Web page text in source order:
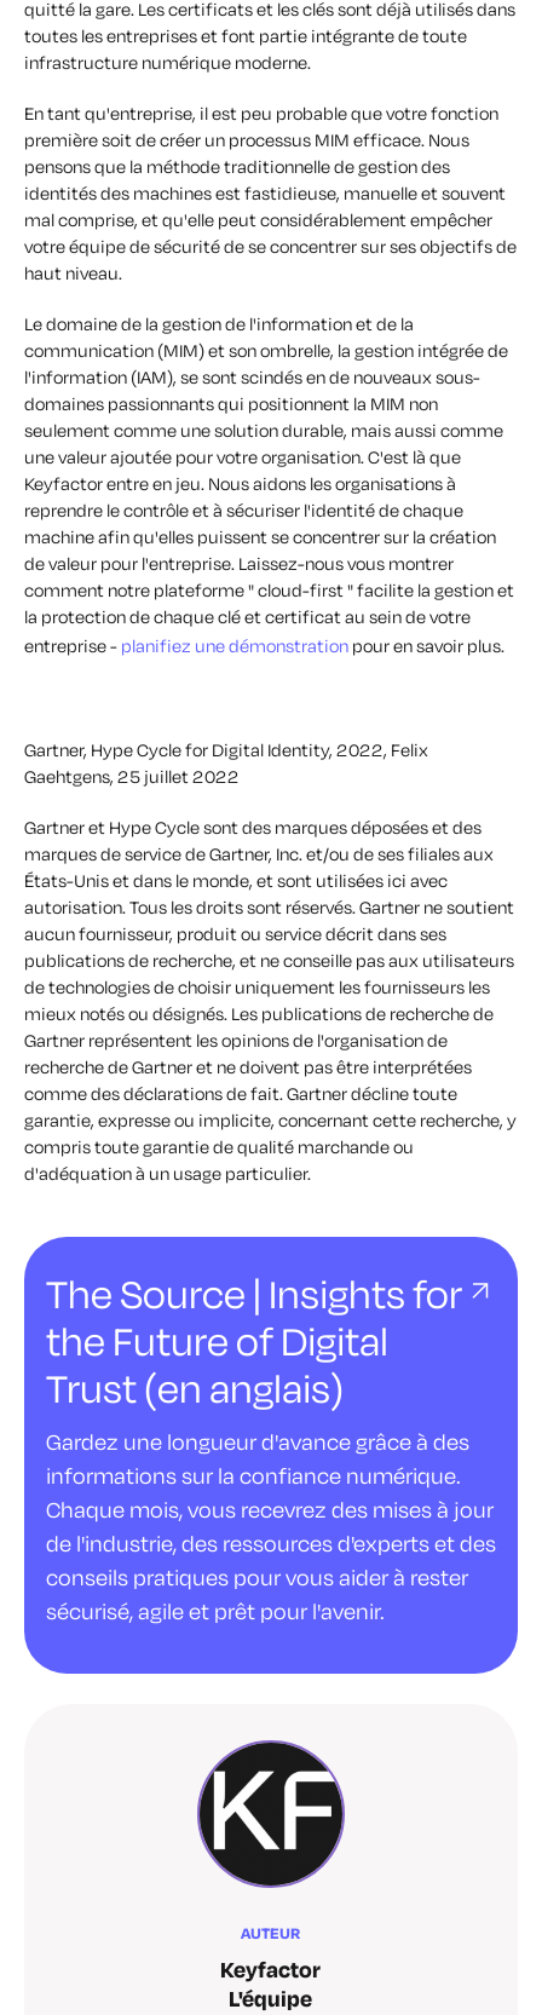
quitté la gare. Les certificats et les clés sont déjà utilisés dans
toutes les entreprises et font partie intégrante de toute
infrastructure numérique moderne.
En tant qu'entreprise, il est peu probable que votre fonction
première soit de créer un processus MIM efficace. Nous
pensons que la méthode traditionnelle de gestion des
identités des machines est fastidieuse, manuelle et souvent
mal comprise, et qu'elle peut considérablement empêcher
votre équipe de sécurité de se concentrer sur ses objectifs de
haut niveau.
Le domaine de la gestion de l'information et de la
communication (MIM) et son ombrelle, la gestion intégrée de
l'information (IAM), se sont scindés en de nouveaux sous-
domaines passionnants qui positionnent la MIM non
seulement comme une solution durable, mais aussi comme
une valeur ajoutée pour votre organisation. C'est là que
Keyfactor entre en jeu. Nous aidons les organisations à
reprendre le contrôle et à sécuriser l'identité de chaque
machine afin qu'elles puissent se concentrer sur la création
de valeur pour l'entreprise. Laissez-nous vous montrer
comment notre plateforme " cloud-first " facilite la gestion et
la protection de chaque clé et certificat au sein de votre
entreprise - planifiez une démonstration pour en savoir plus.
Gartner, Hype Cycle for Digital Identity, 2022, Felix
Gaehtgens, 25 juillet 2022
Gartner et Hype Cycle sont des marques déposées et des
marques de service de Gartner, Inc. et/ou de ses filiales aux
États-Unis et dans le monde, et sont utilisées ici avec
autorisation. Tous les droits sont réservés. Gartner ne soutient
aucun fournisseur, produit ou service décrit dans ses
publications de recherche, et ne conseille pas aux utilisateurs
de technologies de choisir uniquement les fournisseurs les
mieux notés ou désignés. Les publications de recherche de
Gartner représentent les opinions de l'organisation de
recherche de Gartner et ne doivent pas être interprétées
comme des déclarations de fait. Gartner décline toute
garantie, expresse ou implicite, concernant cette recherche, y
compris toute garantie de qualité marchande ou
d'adéquation à un usage particulier.
The Source | Insights for
the Future of Digital
Trust (en anglais)
Gardez une longueur d'avance grâce à des
informations sur la confiance numérique.
Chaque mois, vous recevrez des mises à jour
de l'industrie, des ressources d'experts et des
conseils pratiques pour vous aider à rester
sécurisé, agile et prêt pour l'avenir.
AUTEUR
Keyfactor
L'équipe